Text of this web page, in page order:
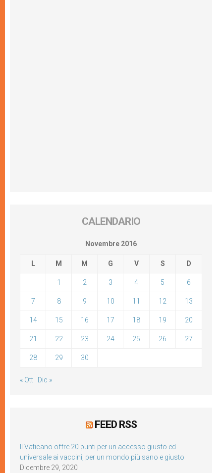
CALENDARIO
Novembre 2016
L M M G V S D
1 2 3 4 5 6
7 8 9 10 11 12 13
14 15 16 17 18 19 20
21 22 23 24 25 26 27
28 29 30
« Ott Dic »
FEED RSS
Il Vaticano offre 20 punti per un accesso giusto ed
universale ai vaccini, per un mondo più sano e giusto
Dicembre 29, 2020